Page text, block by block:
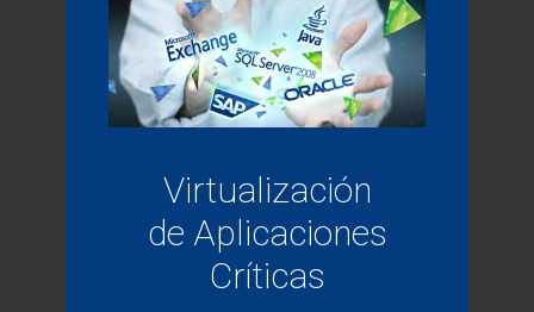
Virtualización
de Aplicaciones
Críticas